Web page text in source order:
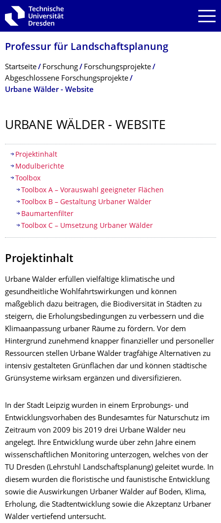
Zur Hauptnavigation springen
Zur Suche springen
Zum Inhalt springen
Professur für Landschaftsplanung
Breadcrumb-Menü
Startseite Forschung
Forschungsprojekte
Abgeschlossene Forschungsprojekte
Urbane Wälder - Website
URBANE WÄLDER - WEBSITE
Inhaltsverzeichnis
Projektinhalt
Modulberichte
Toolbox
Toolbox A – Vorauswahl geeigneter Flächen
Toolbox B – Gestaltung Urbaner Wälder
Baumartenfilter
Toolbox C – Umsetzung Urbaner Wälder
Projektinhalt
Urbane Wälder erfüllen vielfältige klimatische und
gesundheitliche Wohlfahrtswirkungen und können
maßgeblich dazu beitragen, die Biodiversität in Städten zu
steigern, die Erholungsbedingungen zu verbessern und die
Klimaanpassung urbaner Räume zu fördern. Vor dem
Hintergrund zunehmend knapper finanzieller und personeller
Ressourcen stellen Urbane Wälder tragfähige Alternativen zu
intensiv gestalteten Grünflächen dar und können städtische
Grünsysteme wirksam ergänzen und diversifizieren.
In der Stadt Leipzig wurden in einem Erprobungs- und
Entwicklungsvorhaben des Bundesamtes für Naturschutz im
Zeitraum von 2009 bis 2019 drei Urbane Wälder neu
angelegt. Ihre Entwicklung wurde über zehn Jahre einem
wissenschaftlichen Monitoring unterzogen, welches von der
TU Dresden (Lehrstuhl Landschaftsplanung) geleitet wurde. In
diesem wurden die floristische und faunistische Entwicklung
sowie die Auswirkungen Urbaner Wälder auf Boden, Klima,
Erholung, die Stadtentwicklung sowie die Akzeptanz Urbaner
Wälder vertiefend untersucht.